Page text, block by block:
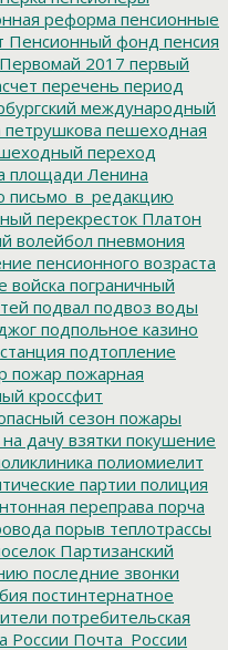
реформа пенсионные
Пенсионный фонд пенсия
Первомай 2017 первый
перечень период
международный
петрушкова пешеходная
переход
площади Ленина
письмо_в_редакцию
перекресток Платон
волейбол пневмония
пенсионного возраста
войска пограничный
подвал подвоз воды
подпольное казино
подтопление
пожар пожарная
кроссфит
сезон пожары
дачу взятки покушение
полиомиелит
партии полиция
переправа порча
порыв теплотрассы
Партизанский
последние звонки
постинтернатное
потребительская
России Почта_России